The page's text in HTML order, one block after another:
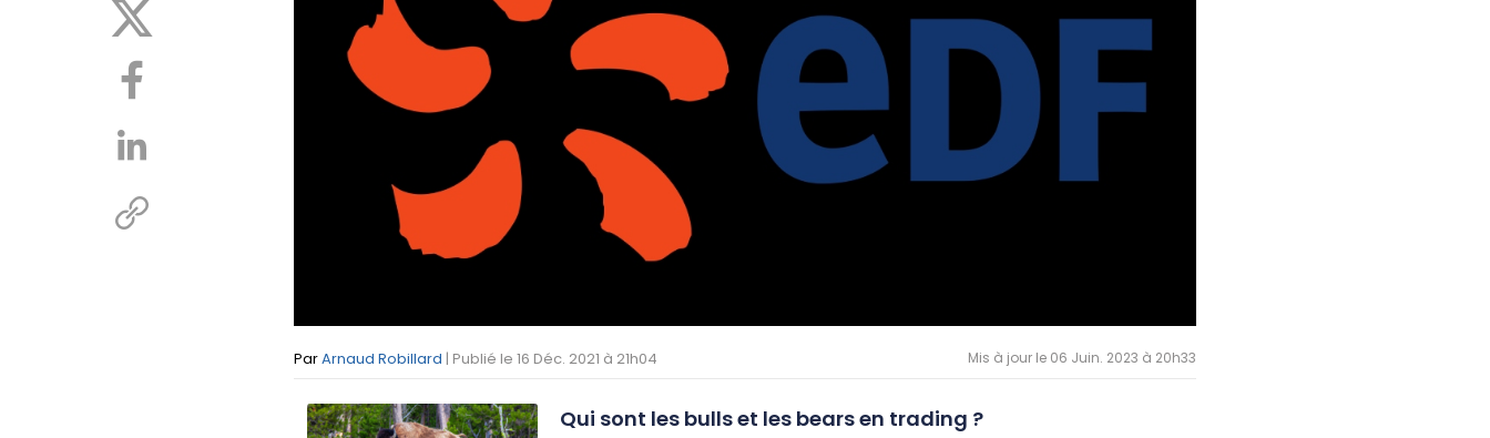
ParArnaud Robillard | Publié le 16 Déc. 2021 à 21h04 Mis à jour le 06 Juin. 2023 à 20h33
Qui sont les bulls et les bears en trading ?